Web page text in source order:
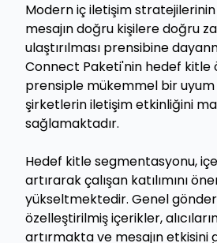
Modern iç iletişim stratejilerinin
mesajın doğru kişilere doğru
ulaştırılması prensibine
Connect Paketi'nin hedef kitle
prensiple mükemmel bir
şirketlerin iletişim etkinliğini
sağlamaktadır.
Hedef kitle segmentasyonu,
artırarak çalışan katılımını
yükseltmektedir. Genel
özelleştirilmiş içerikler,
artırmakta ve mesajın etkisini